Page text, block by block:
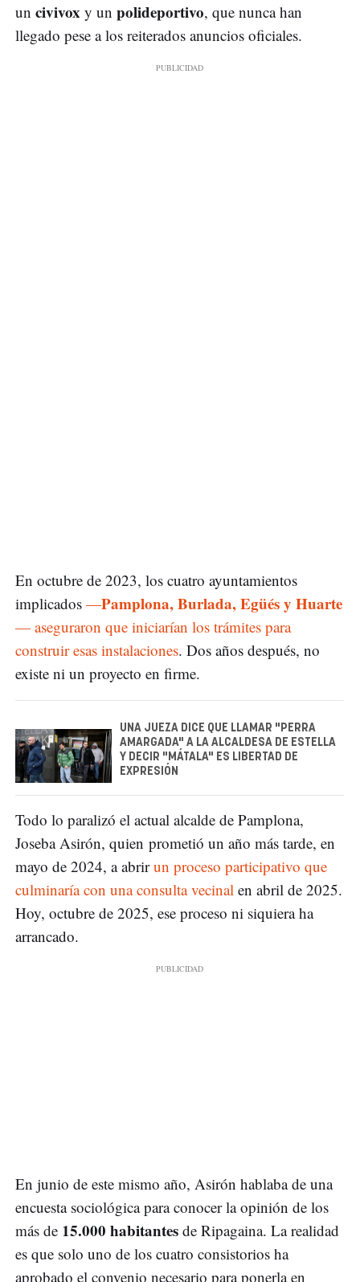
un civivox y un polideportivo, que nunca han
llegado pese a los reiterados anuncios oficiales.
En octubre de 2023, los cuatro ayuntamientos
implicados —Pamplona, Burlada, Egüés y Huarte
— aseguraron que iniciarían los trámites para
construir esas instalaciones. Dos años después, no
existe ni un proyecto en firme.
UNA JUEZA DICE QUE LLAMAR "PERRA
AMARGADA" A LA ALCALDESA DE ESTELLA
Y DECIR "MÁTALA" ES LIBERTAD DE
EXPRESIÓN
Todo lo paralizó el actual alcalde de Pamplona,
Joseba Asirón, quien prometió un año más tarde, en
mayo de 2024, a abrirun proceso participativo que
culminaría con una consulta vecinal en abril de 2025.
Hoy, octubre de 2025, ese proceso ni siquiera ha
arrancado.
En junio de este mismo año, Asirón hablaba de una
encuesta sociológica para conocer la opinión de los
más de 15.000 habitantes de Ripagaina. La realidad
es que solo uno de los cuatro consistorios ha
aprobado el convenio necesario para ponerla en